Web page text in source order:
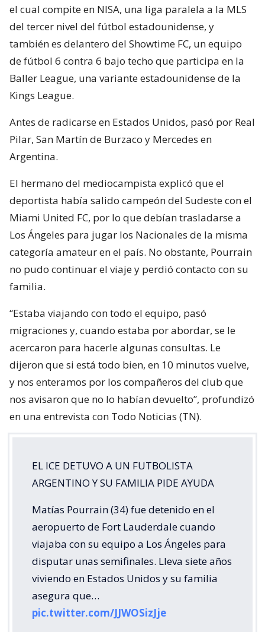
el cual compite en NISA, una liga paralela a la MLS
del tercer nivel del fútbol estadounidense, y
también es delantero del Showtime FC, un equipo
de fútbol 6 contra 6 bajo techo que participa en la
Baller League, una variante estadounidense de la
Kings League.
Antes de radicarse en Estados Unidos, pasó por Real
Pilar, San Martín de Burzaco y Mercedes en
Argentina.
El hermano del mediocampista explicó que el
deportista había salido campeón del Sudeste con el
Miami United FC, por lo que debían trasladarse a
Los Ángeles para jugar los Nacionales de la misma
categoría amateur en el país. No obstante, Pourrain
no pudo continuar el viaje y perdió contacto con su
familia.
“Estaba viajando con todo el equipo, pasó
migraciones y, cuando estaba por abordar, se le
acercaron para hacerle algunas consultas. Le
dijeron que si está todo bien, en 10 minutos vuelve,
y nos enteramos por los compañeros del club que
nos avisaron que no lo habían devuelto”, profundizó
en una entrevista con Todo Noticias (TN).
EL ICE DETUVO A UN FUTBOLISTA
ARGENTINO Y SU FAMILIA PIDE AYUDA
Matías Pourrain (34) fue detenido en el
aeropuerto de Fort Lauderdale cuando
viajaba con su equipo a Los Ángeles para
disputar unas semifinales. Lleva siete años
viviendo en Estados Unidos y su familia
asegura que…
pic.twitter.com/JJWOSizJje